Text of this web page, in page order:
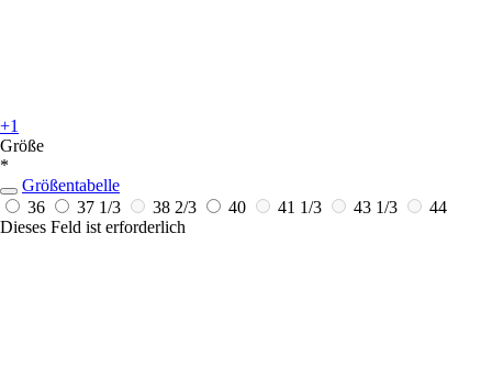
+1
Größe
*
Größentabelle
36
37 1/3 38 2/3 40 41 1/3 43 1/3
44
Dieses Feld ist erforderlich